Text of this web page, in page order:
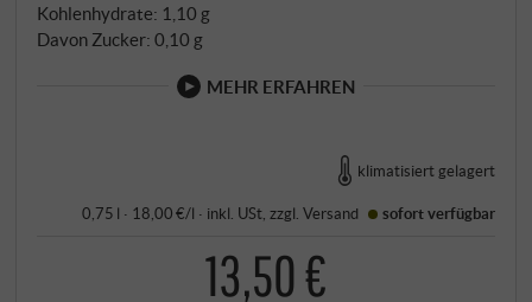
Kohlenhydrate: 1,10 g
Davon Zucker: 0,10 g
MEHR ERFAHREN
klimatisiert gelagert
0,75 l · 18,00 €/l · inkl. USt , zzgl.Versand sofort verfügbar
13,50 €